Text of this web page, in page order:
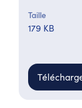
Taille
179 KB